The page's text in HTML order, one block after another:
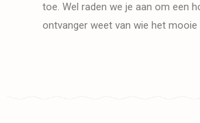
toe. Wel raden we je aan om een
ontvanger weet van wie het